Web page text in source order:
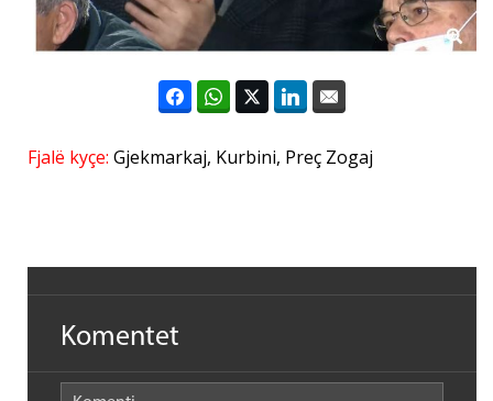
Fjalë kyçe: Gjekmarkaj, Kurbini, Preç Zogaj
Komentet